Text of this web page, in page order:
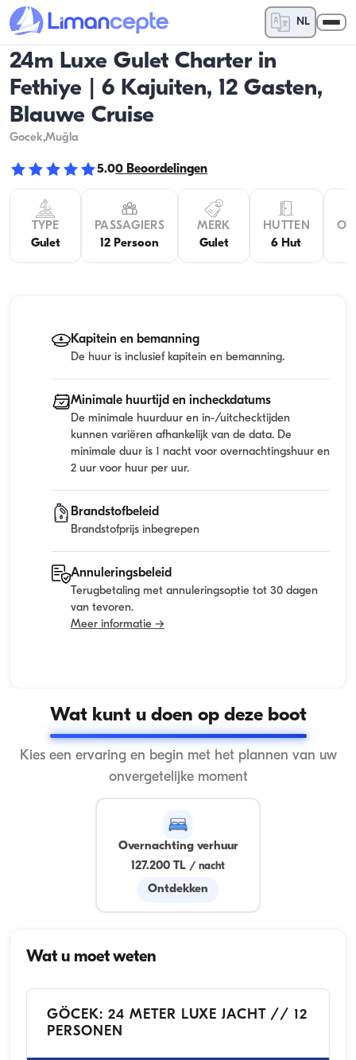
NL
24m Luxe Gulet Charter in
Fethiye | 6 Kajuiten, 12 Gasten,
Blauwe Cruise
Gocek,Muğla
5.00 Beoordelingen
TYPE
Gulet
PASSAGIERS
12 Persoon
MERK
Gulet
HUTTEN
6 Hut
Kapitein en bemanning
De huur is inclusief kapitein en bemanning.
Minimale huurtijd en incheckdatums
De minimale huurduur en in-/uitchecktijden
kunnen variëren afhankelijk van de data. De
minimale duur is 1 nacht voor overnachtingshuur en
2 uur voor huur per uur.
Brandstofbeleid
Brandstofprijs inbegrepen
Annuleringsbeleid
Terugbetaling met annuleringsoptie tot 30 dagen
van tevoren.
Meer informatie →
Wat kunt u doen op deze boot
Kies een ervaring en begin met het plannen van uw
onvergetelijke moment
Overnachting verhuur
127.200 TL / nacht
Ontdekken
Wat u moet weten
GÖCEK: 24 METER LUXE JACHT // 12
PERSONEN